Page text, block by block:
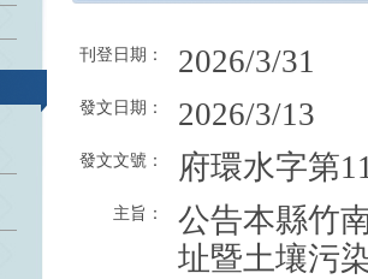
刊登日期： 2026/3/31
發文日期： 2026/3/13
發文文號： 府環水字第
主旨：
公告本縣竹
址暨土壤污